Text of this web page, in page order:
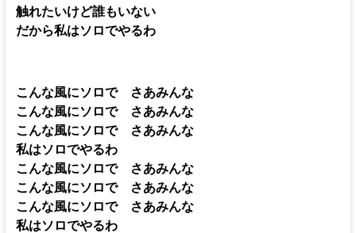
触れたいけど誰もいない
だから私はソロでやるわ
こんな風にソロで さあみんな
こんな風にソロで さあみんな
こんな風にソロで さあみんな
私はソロでやるわ
こんな風にソロで さあみんな
こんな風にソロで さあみんな
こんな風にソロで さあみんな
私はソロでやるわ